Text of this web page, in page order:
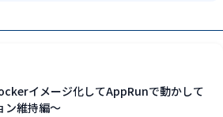
イメージ化してAppRunで動かして
ン維持編～